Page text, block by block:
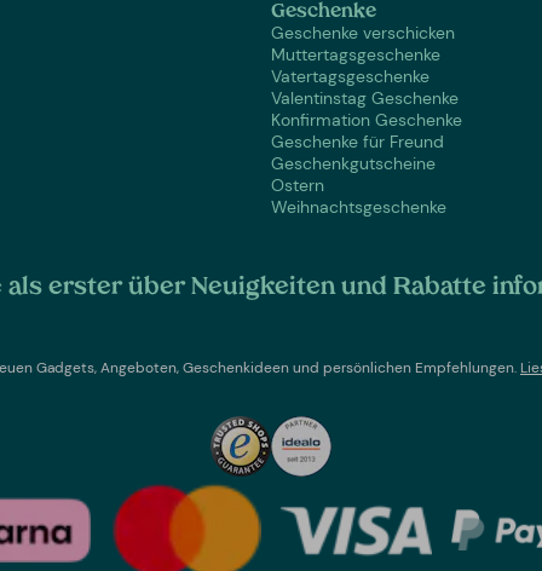
Geschenke
Geschenke verschicken
Muttertagsgeschenke
Vatertagsgeschenke
Valentinstag Geschenke
Konfirmation Geschenke
Geschenke für Freund
Geschenkgutscheine
Ostern
Weihnachtsgeschenke
als erster über Neuigkeiten und Rabatte
Gadgets, Angeboten, Geschenkideen und persönlichen Empfehlungen.